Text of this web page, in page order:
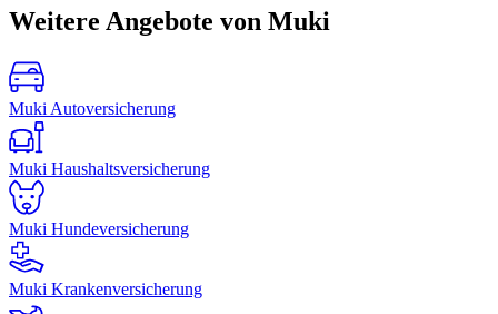
Weitere Angebote von Muki
Muki Autoversicherung
Muki Haushaltsversicherung
Muki Hundeversicherung
Muki Krankenversicherung